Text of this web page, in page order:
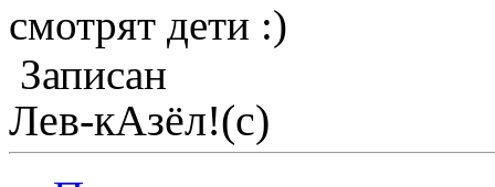
смотрят дети
Записан
Лев-кАзёл!(с)